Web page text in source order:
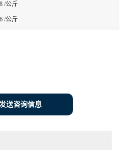
/公斤
/公斤
送咨询信息